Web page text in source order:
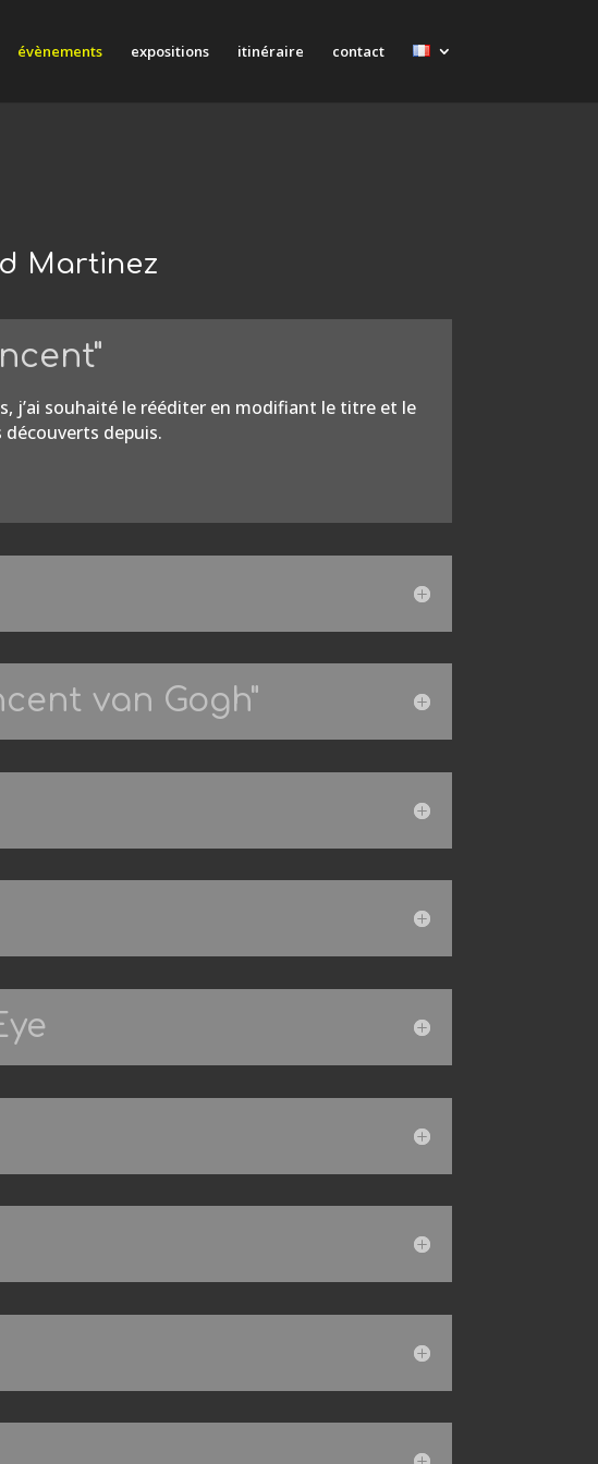
évènements expositions itinéraire contact
Martinez
j’ai souhaité le rééditer en modifiant le titre et le
depuis.
van Gogh"